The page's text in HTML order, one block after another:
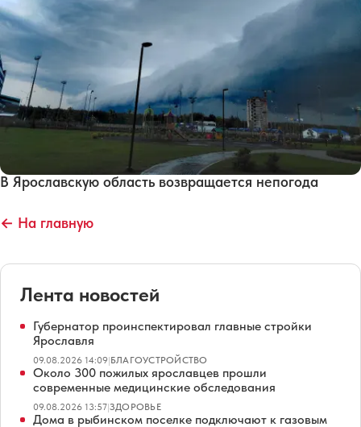
В Ярославскую область возвращается непогода
← На главную
Лента новостей
Губернатор проинспектировал главные стройки
Ярославля
09.08.2026 14:09|БЛАГОУСТРОЙСТВО
Около 300 пожилых ярославцев прошли
современные медицинские обследования
09.08.2026 13:57|ЗДОРОВЬЕ
Дома в рыбинском поселке подключают к газовым